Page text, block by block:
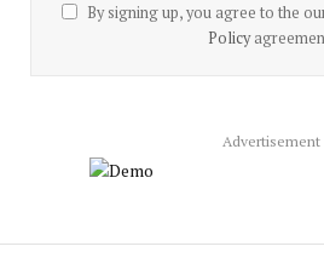
By signing up, you agree to the
Policy
Advertisement